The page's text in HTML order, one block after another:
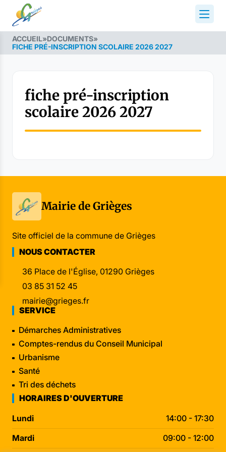
ACCUEIL»DOCUMENTS»
FICHE PRÉ-INSCRIPTION SCOLAIRE 2026 2027
fiche pré-inscription
scolaire 2026 2027
Mairie de Grièges
Site officiel de la commune de Grièges
NOUS CONTACTER
36 Place de l'Église, 01290 Grièges
03 85 31 52 45
mairie@grieges.fr
SERVICE
Démarches Administratives
Comptes-rendus du Conseil Municipal
Urbanisme
Santé
Tri des déchets
HORAIRES D'OUVERTURE
Lundi
14:00 - 17:30
Mardi
09:00 - 12:00